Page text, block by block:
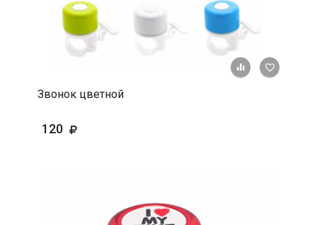
+ К
Звонок цветной
120